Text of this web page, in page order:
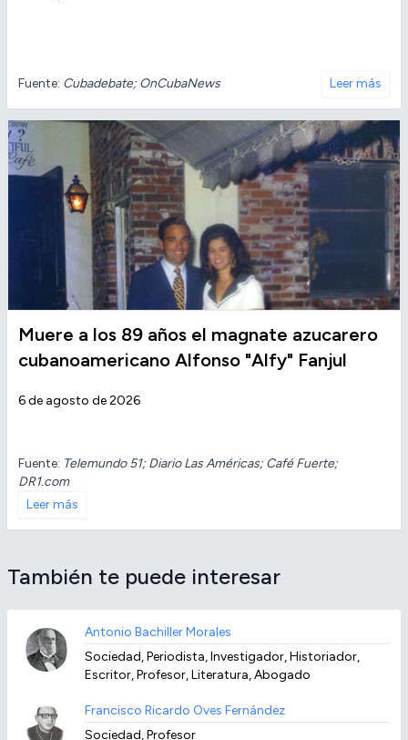
Fuente: Cubadebate; OnCubaNews Leer más
Muere a los 89 años el magnate azucarero
cubanoamericano Alfonso "Alfy" Fanjul
6 de agosto de 2026
Fuente: Telemundo 51; Diario Las Américas; Café Fuerte;
DR1.com
Leer más
También te puede interesar
Antonio Bachiller Morales
Sociedad, Periodista, Investigador, Historiador,
Escritor, Profesor, Literatura, Abogado
Francisco Ricardo Oves Fernández
Sociedad, Profesor